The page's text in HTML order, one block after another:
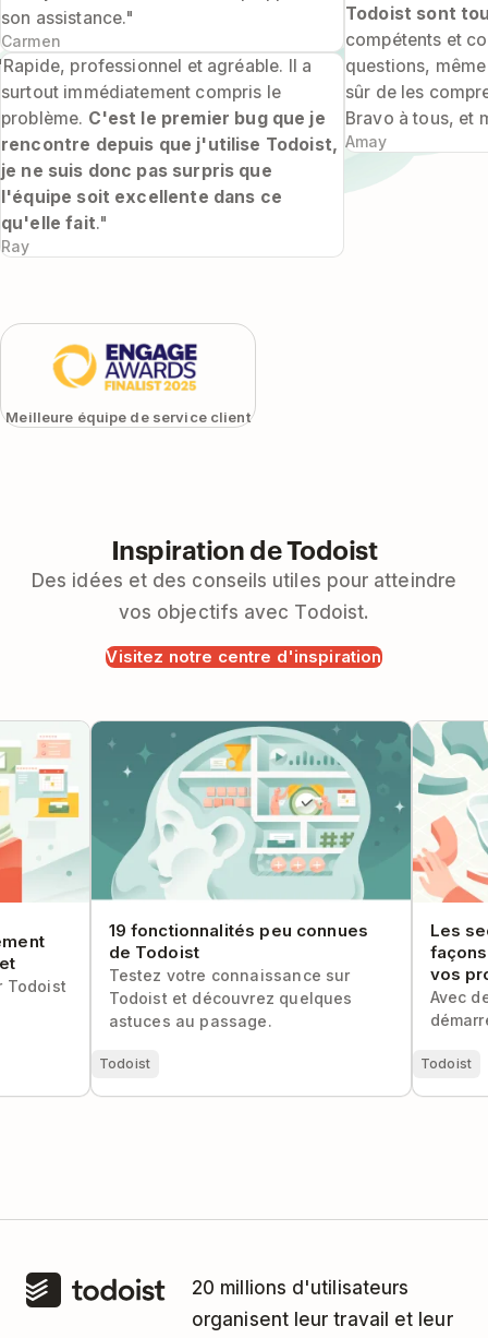
Carmen
son assistance."
Ray
professionnel et agréable. Il a
surtout immédiatement compris le
problème. C'est le premier bug que je
rencontre depuis que j'utilise Todoist,
je ne suis donc pas surpris que
l'équipe soit excellente dans ce
qu'elle fait."
Amay
Todoist sont
compétents et
questions,
sûr de les
Bravo à tous, et
Meilleure équipe de service client
Inspiration de Todoist
Des idées et des conseils utiles pour atteindre
vos objectifs avec Todoist.
Visitez notre centre d'inspiration
Todoist
19 fonctionnalités peu connues de
Todoist
19 fonctionnalités peu connues
de Todoist
Testez votre connaissance sur
Todoist et découvrez quelques
astuces au passage.
Todoist
Les
diviser
Les
vos
Avec
Todoist
20 millions d'utilisateurs
organisent leur travail et leur